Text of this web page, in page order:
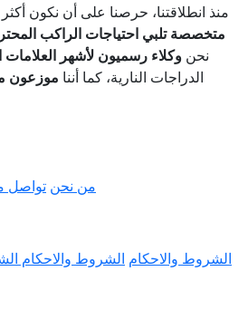
منذ انطلاقتنا، حرصنا على أن نكون
متخصصة تلبي احتياجات الراكب
نحن وكلاء رسميون لأشهر العلامات
الدراجات النارية، كما أننا موزعون
من نحن تواصل
الشروط والاحكام الشروط والاحكام